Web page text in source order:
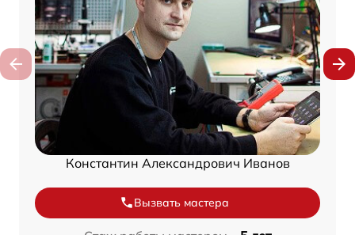
Константин Александрович Иванов
Вызвать мастера